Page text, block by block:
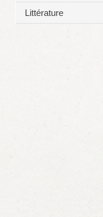
Littérature